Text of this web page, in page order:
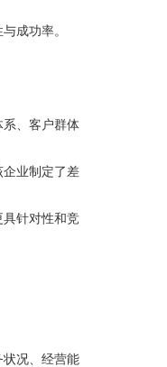
成功率。
、客户群体
业制定了差
针对性和竞
况、经营能